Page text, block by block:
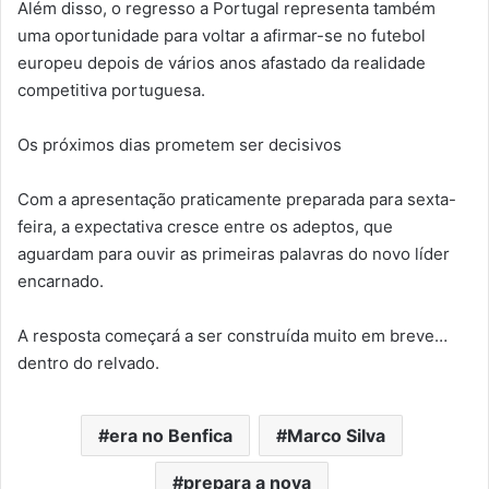
Além disso, o regresso a Portugal representa também
uma oportunidade para voltar a afirmar-se no futebol
europeu depois de vários anos afastado da realidade
competitiva portuguesa.
Os próximos dias prometem ser decisivos
Com a apresentação praticamente preparada para sexta-
feira, a expectativa cresce entre os adeptos, que
aguardam para ouvir as primeiras palavras do novo líder
encarnado.
A resposta começará a ser construída muito em breve…
dentro do relvado.
era no Benfica Marco Silva
prepara a nova